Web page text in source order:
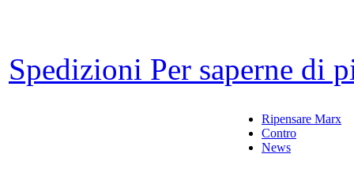
Spedizioni Per saperne di
Ripensare Marx
Contro
News